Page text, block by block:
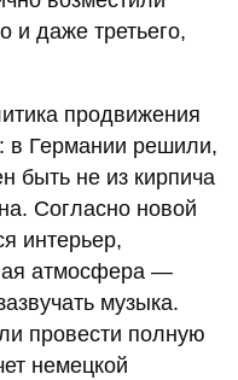
и даже третьего,
продвижения
в Германии решили,
быть не из кирпича
Согласно новой
интерьер,
атмосфера —
музыка.
провести полную
немецкой